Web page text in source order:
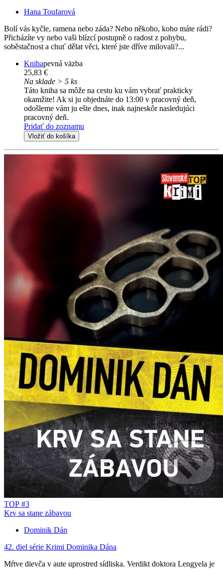
Hana Toufarová
Bolí vás kyčle, ramena nebo záda? Nebo někoho, koho máte rádi?
Přicházíte vy nebo vaši blízcí postupně o radost z pohybu,
soběstačnost a chuť dělat věci, které jste dříve milovali?...
Knihapevná väzba
25,83 €
Na sklade > 5 ks
Táto kniha sa môže na cestu ku vám vybrať prakticky
okamžite! Ak si ju objednáte do 13:00 v pracovný deň,
odošleme vám ju ešte dnes, inak najneskôr nasledujúci
pracovný deň.
Pridať do zoznamu
Vložiť do košíka
TOP #3
Krv sa stane zábavou
Dominik Dán
42. diel série Krimi Dominika Dána
Mŕtve dievča v aute uprostred sídliska. Verdikt doktora Lengyela je